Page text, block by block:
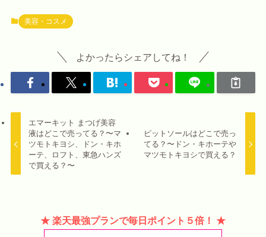
美容・コスメ
よかったらシェアしてね！
エマーキット まつげ美容
液はどこで売ってる？〜マ
ツモトキヨシ、ドン・キホ
ーテ、ロフト、東急ハンズ
で買える？〜
ピットソールはどこで売っ
てる？〜ドン・キホーテや
マツモトキヨシで買える？
★ 楽天最強プランで毎日ポイント５倍！ ★